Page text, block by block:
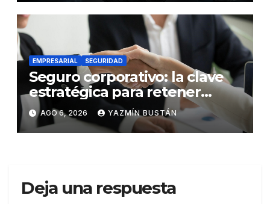
EMPRESARIAL SEGURIDAD
Seguro corporativo: la clave
estratégica para retener
talento en Ecuador
AGO 6, 2026 YAZMÍN BUSTÁN
Deja una respuesta